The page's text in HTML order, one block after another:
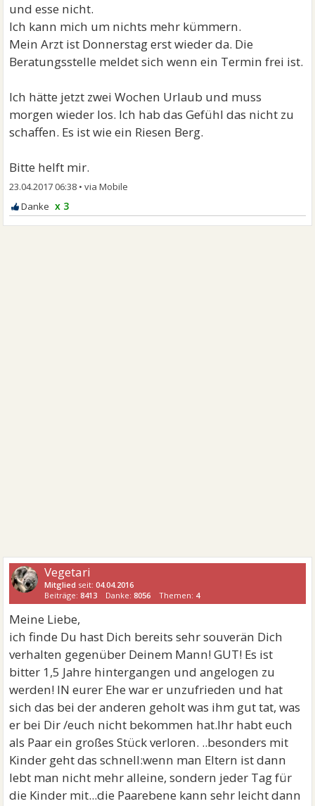
und esse nicht.
Ich kann mich um nichts mehr kümmern.
Mein Arzt ist Donnerstag erst wieder da. Die
Beratungsstelle meldet sich wenn ein Termin frei ist.
Ich hätte jetzt zwei Wochen Urlaub und muss
morgen wieder los. Ich hab das Gefühl das nicht zu
schaffen. Es ist wie ein Riesen Berg.
Bitte helft mir.
23.04.2017 06:38 •
x 3
Vegetari
Mitglied seit:04.04.2016
Beiträge:8413 Danke:8056 Themen: 4
Meine Liebe,
ich finde Du hast Dich bereits sehr souverän Dich
verhalten gegenüber Deinem Mann! GUT! Es ist
bitter 1,5 Jahre hintergangen und angelogen zu
werden! IN eurer Ehe war er unzufrieden und hat
sich das bei der anderen geholt was ihm gut tat, was
er bei Dir /euch nicht bekommen hat.Ihr habt euch
als Paar ein großes Stück verloren. ..besonders mit
Kinder geht das schnell:wenn man Eltern ist dann
lebt man nicht mehr alleine, sondern jeder Tag für
die Kinder mit...die Paarebene kann sehr leicht dann